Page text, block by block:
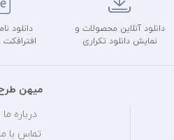
دانلود آنلاین محصولات و
نمایش دانلود تکراری
دانلود
افترافکت
میهن
درباره ما
تماس با ما